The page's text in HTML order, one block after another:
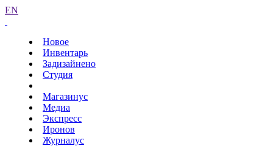
EN
Новое
Инвентарь
Задизайнено
Студия
Магазинус
Медиа
Экспресс
Иронов
Журналус